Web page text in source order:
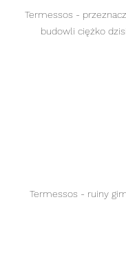
Termessos -
budowli ciężko
Termessos - ruiny